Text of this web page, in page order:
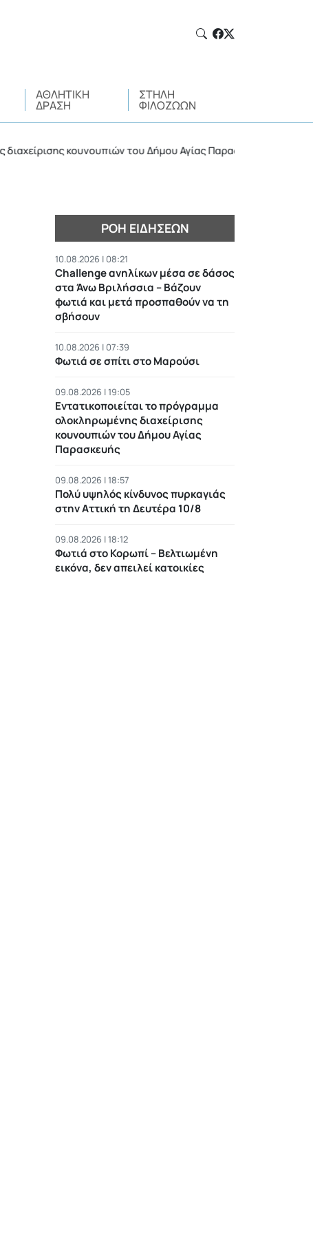
ΑΘΛΗΤΙΚΉ
ΔΡΆΣΗ
ΣΤΉΛΗ
ΦΙΛΌΖΩΩΝ
κουνουπιών του Δήμου Αγίας Παρασκευής
ΡΟΉ ΕΙΔΉΣΕΩΝ
10.08.2026 | 08:21
Challenge ανηλίκων μέσα σε δάσος
στα Άνω Βριλήσσια – Βάζουν
φωτιά και μετά προσπαθούν να τη
σβήσουν
10.08.2026 | 07:39
Φωτιά σε σπίτι στο Μαρούσι
09.08.2026 | 19:05
Εντατικοποιείται το πρόγραμμα
ολοκληρωμένης διαχείρισης
κουνουπιών του Δήμου Αγίας
Παρασκευής
09.08.2026 | 18:57
Πολύ υψηλός κίνδυνος πυρκαγιάς
στην Αττική τη Δευτέρα 10/8
09.08.2026 | 18:12
Φωτιά στο Κορωπί – Βελτιωμένη
εικόνα, δεν απειλεί κατοικίες